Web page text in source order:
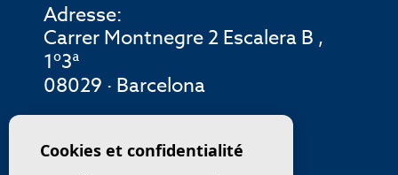
Adresse:
Carrer Montnegre 2 Escalera B ,
1º3ª
08029 · Barcelona
MENU
Cookies et confidentialité